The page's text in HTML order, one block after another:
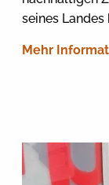
seines Landes
Mehr